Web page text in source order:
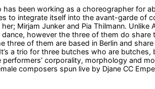
has been working as a choreographer for
to integrate itself into the avant-garde of
Mirjam Junker and Pia Thilmann. Unlike
however the three of them do
three of them are based in Berlin and
a trio for three butches who are
corporality, morphology and
composers spun live by Djane CC